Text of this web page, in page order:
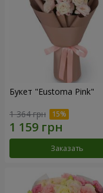
Букет "Eustoma Pink"
1 364 грн
Заказать